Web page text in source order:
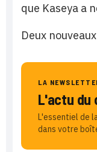
que Kaseya a
Deux
LA
L'actu du
L'essentiel de
dans votre